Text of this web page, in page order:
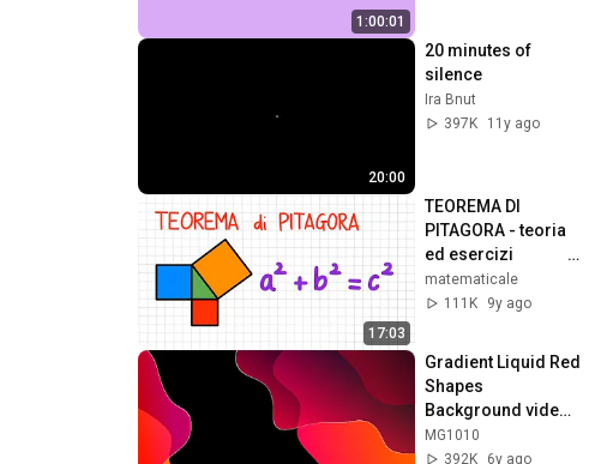
1:00:01
20:00
20 minutes of
silence
Ira Bnut
397K
11y ago
17:03
TEOREMA DI
PITAGORA - teoria
ed esercizi               _
GE26
matematicale
111K
9y ago
Gradient Liquid Red
Shapes
Background video |
Footage |
Screensaver
MG1010
392K
6y ago